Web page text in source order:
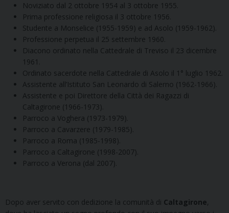
Noviziato dal 2 ottobre 1954 al 3 ottobre 1955.
Prima professione religiosa il 3 ottobre 1956.
Studente a Monselice (1955-1959) e ad Asolo (1959-1962).
Professione perpetua il 25 settembre 1960.
Diacono ordinato nella Cattedrale di Treviso il 23 dicembre
1961.
Ordinato sacerdote nella Cattedrale di Asolo il 1° luglio 1962.
Assistente all’Istituto San Leonardo di Salerno (1962-1966).
Assistente e poi Direttore della Città dei Ragazzi di
Caltagirone (1966-1973).
Parroco a Voghera (1973-1979).
Parroco a Cavarzere (1979-1985).
Parroco a Roma (1985-1998).
Parroco a Caltagirone (1998-2007).
Parroco a Verona (dal 2007).
Dopo aver servito con dedizione la comunità di Caltagirone,